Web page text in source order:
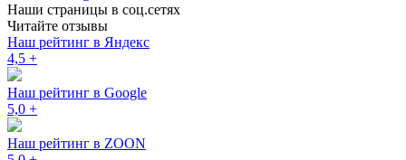
Наши страницы в соц.сетях
Читайте отзывы
Наш рейтинг в Яндекс
4,5 +
Наш рейтинг в Google
5,0 +
Наш рейтинг в ZOON